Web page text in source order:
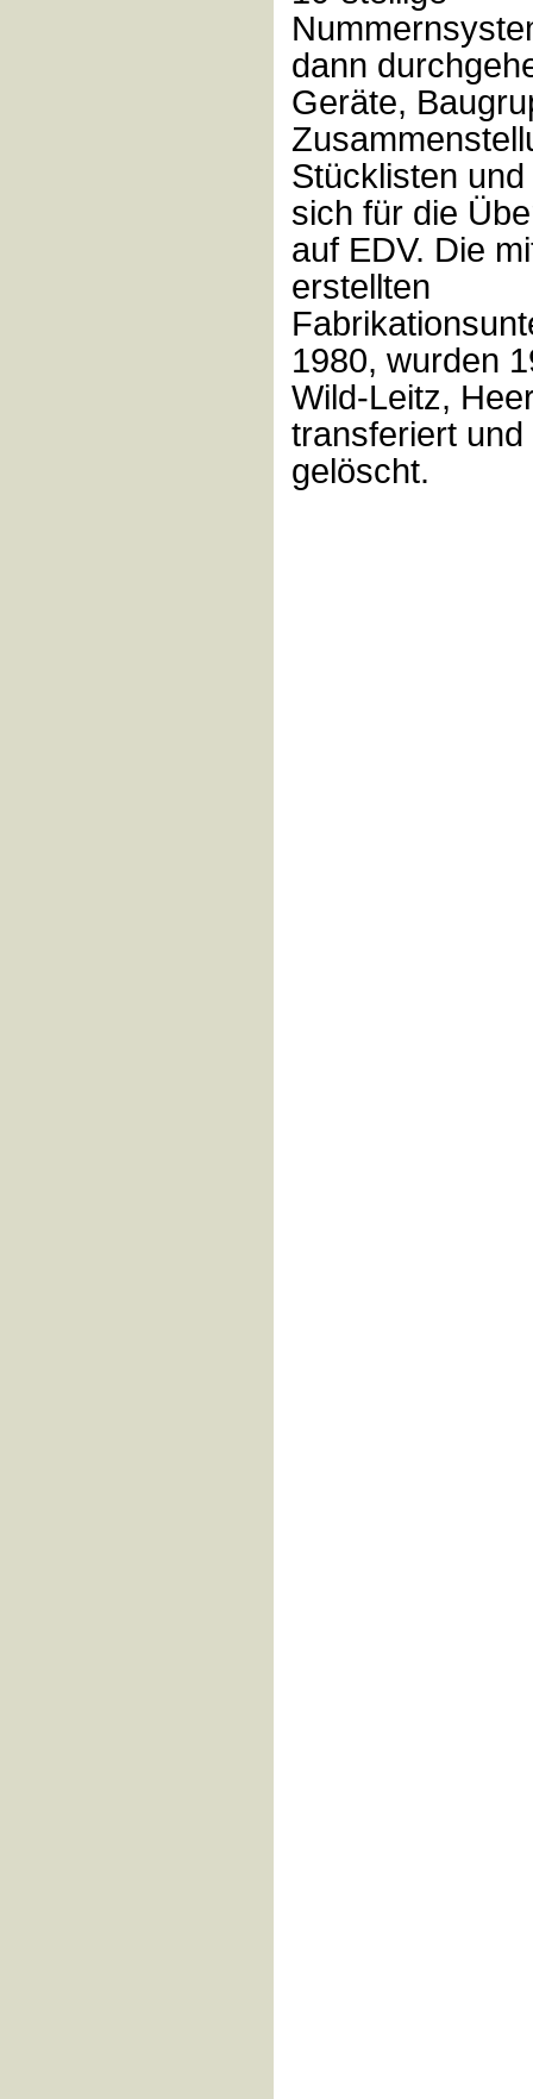
dann
Geräte,
Stücklisten
sich für die
auf EDV. Die
erstellten
1980, wurden
Wild-Leitz,
transferiert und
gelöscht.